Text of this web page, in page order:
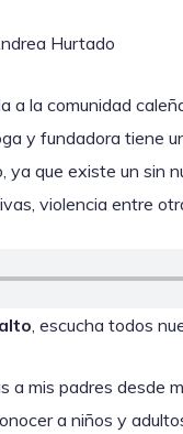
Hurtado
a la comunidad
y fundadora tiene
que existe un sin
violencia entre
, escucha todos
a mis padres desde
a niños y